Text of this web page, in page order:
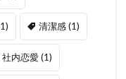
清潔感(1)
社内恋愛(1)